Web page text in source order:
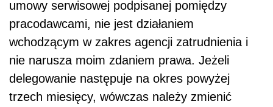
umowy serwisowej podpisanej pomiędzy
pracodawcami, nie jest działaniem
wchodzącym w zakres agencji zatrudnienia i
nie narusza moim zdaniem prawa. Jeżeli
delegowanie następuje na okres powyżej
trzech miesięcy, wówczas należy zmienić